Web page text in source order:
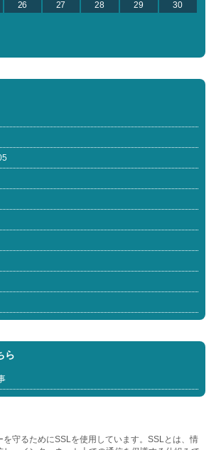
26 27 28 29
30
ら
を守るためにSSLを使用しています。SSLとは、情